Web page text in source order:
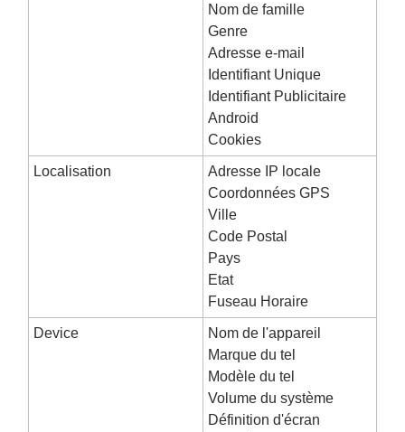
Nom de famille
Genre
Adresse e-mail
Identifiant Unique
Identifiant Publicitaire
Android
Cookies
Localisation
Adresse IP locale
Coordonnées GPS
Ville
Code Postal
Pays
Etat
Fuseau Horaire
Device
Nom de l'appareil
Marque du tel
Modèle du tel
Volume du système
Définition d'écran